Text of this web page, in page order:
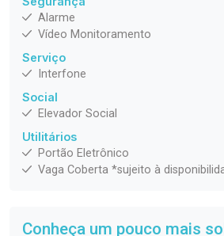
Alarme
Vídeo Monitoramento
Serviço
Interfone
Social
Elevador Social
Utilitários
Portão Eletrônico
Vaga Coberta *sujeito à
Conheça um pouco mais